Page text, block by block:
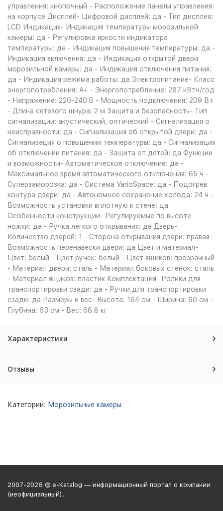
управления: кнопочный - Расположение панели управления:
на корпусе Дисплей- Цифровой дисплей: да - Тип дисплея:
LCD Индикация- Индикация температуры морозильной
камеры: да - Регулировка яркости индикатора
температуры: да - Индикация повышения температуры: да -
Индикация включения: да - Индикация открытой двери
морозильной камеры: да - Индикация отключения питания:
да - Индикация режима работы: да Электропитание- Класс
энергопотребления: A+ - Энергопотребление: 287 кВтч/год
- Напряжение: 220-240 B - Мощность подключения: 209 Вт
- Длина сетевого шнура: 2 м Защита и безопасность- Тип
сигнализации: акустический, оптический - Сигнализация о
неисправности: да - Сигнализация об открытой двери: да -
Сигнализация о повышении температуры: да - Сигнализация
об отключении питания: да - Защита от детей: да Функции
и возможности- Автоматическое отключение: да -
Максимальное время автоматического отключения: 65 ч -
Суперзаморозка: да - Система VarioSpace: да - Подогрев
контура двери: да - Автономное сохранение холода: 24 ч -
Возможность установки вплотную к стене: да
Особенности конструкции- Регулируемые по высоте
ножки: да - Ручка легкого открывания: да Дверь-
Количество дверей: 1 - Сторона открывания двери: правая -
Возможность перенавески двери: да Цвет и материал-
Цвет: белый - Цвет ручек: белый - Цвет ящиков: прозрачный
- Материал двери: сталь - Материал боковых стенок: сталь
- Материал ящиков: пластик Комплектация- Ролики для
транспортировки сзади: да - Ручки для транспортировки
сзади: да Размеры и вес- Высота: 164 см - Ширина: 60 см -
Глубина: 63 см - Вес: 68.8 кг
Характеристики
Отзывы
Категории: Морозильные камеры
2007-2026 © e-Katalog — информационный портал о компании
(неофициальный).